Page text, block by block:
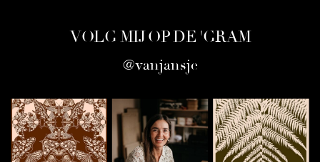
may
chosen
the
product
page
be
chosen
on
product
page
may
be
the
product
page
page
@vanjansje
VOLG MIJ OP DE 'GRAM